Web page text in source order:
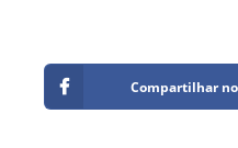
Compartilhar